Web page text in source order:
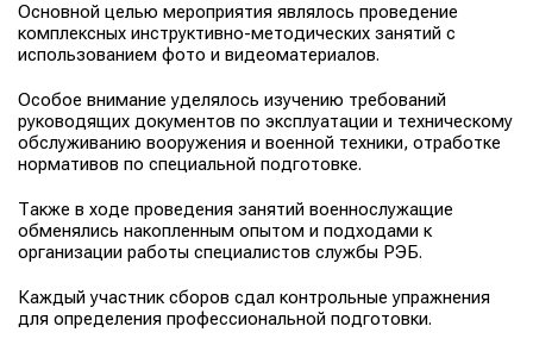
Основной целью мероприятия являлось проведение
комплексных инструктивно-методических занятий с
использованием фото и видеоматериалов.
Особое внимание уделялось изучению требований
руководящих документов по эксплуатации и техническому
обслуживанию вооружения и военной техники, отработке
нормативов по специальной подготовке.
Также в ходе проведения занятий военнослужащие
обменялись накопленным опытом и подходами к
организации работы специалистов службы РЭБ.
Каждый участник сборов сдал контрольные упражнения
для определения профессиональной подготовки.